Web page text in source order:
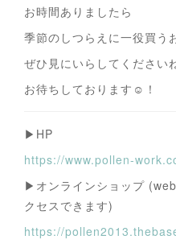
お時間ありましたら
季節のしつらえに一役買う
ぜひ見にいらしてください
お待ちしております☺！
▶HP
https://www.pollen-
▶オンラインショップ
クセスできます)
https://